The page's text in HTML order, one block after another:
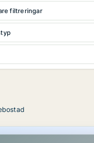
filtreringar